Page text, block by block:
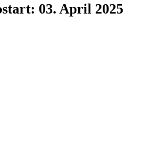
03. April 2025